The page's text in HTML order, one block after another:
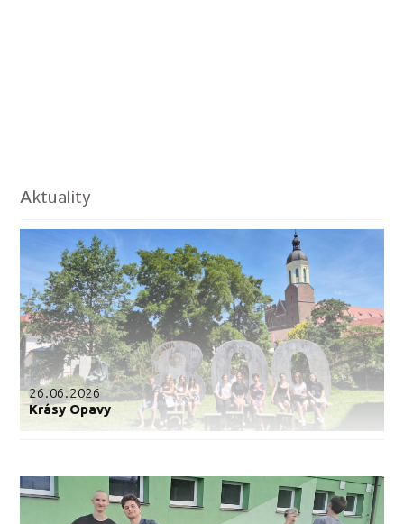
Aktuality
26.06.2026
Krásy Opavy